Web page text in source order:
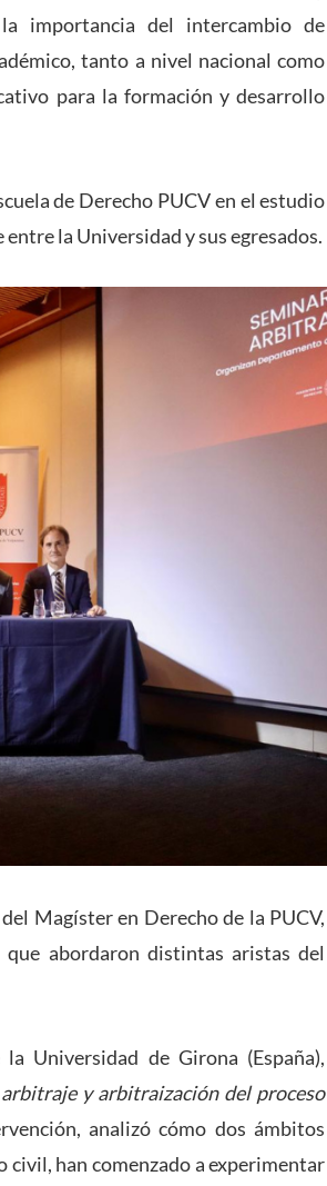
importancia del intercambio de
tanto a nivel nacional como
para la formación y desarrollo
de Derecho PUCV en el estudio
la Universidad y sus egresados.
Magíster en Derecho de la PUCV,
abordaron distintas aristas del
Universidad de Girona (España),
arbitraje y arbitraización del proceso
analizó cómo dos ámbitos
han comenzado a experimentar